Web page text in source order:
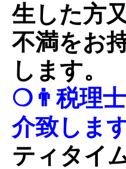
生した方
不満をお
します。
❍👨税理
介致します
ティタイ